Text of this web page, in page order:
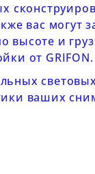
вас могут
высоте и
от GRIFON.
ваших